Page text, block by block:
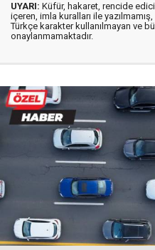
UYARI: Küfür, hakaret, rencide
içeren, imla kuralları ile yazılmamış,
Türkçe karakter kullanılmayan ve
onaylanmamaktadır.